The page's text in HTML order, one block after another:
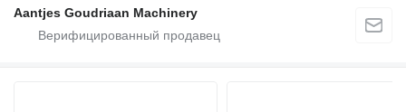
Aantjes Goudriaan Machinery